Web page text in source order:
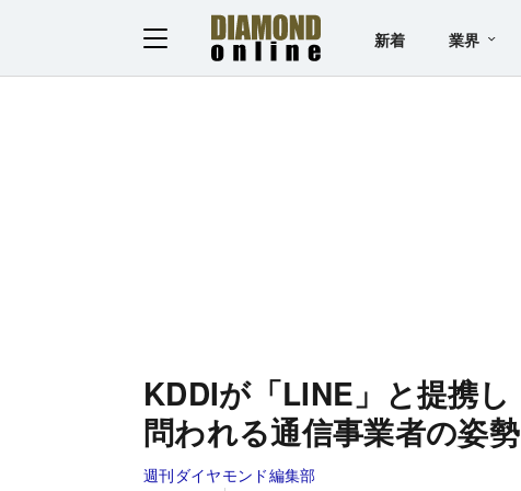
新着 業界
KDDIが「LINE」と提携し
問われる通信事業者の姿勢
週刊ダイヤモンド編集部